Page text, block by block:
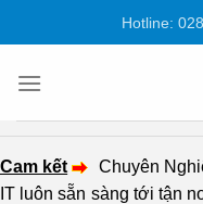
dung
Hotline:
Cam kết
Chuyên
IT luôn sẵn sàng tới tận